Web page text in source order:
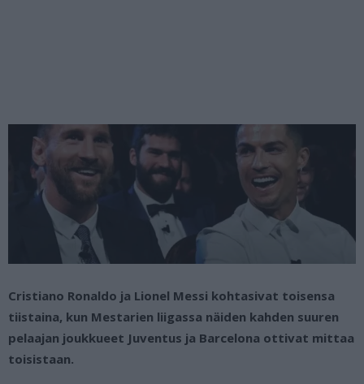
Cristiano Ronaldo ja Lionel Messi kohtasivat toisensa
tiistaina, kun Mestarien liigassa näiden kahden suuren
pelaajan joukkueet Juventus ja Barcelona ottivat mittaa
toisistaan.